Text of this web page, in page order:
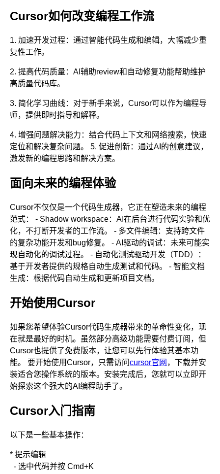
Cursor如何改变编程工作流
1. 加速开发过程：通过智能代码生成和编辑，大幅减少重
复性工作。
2. 提高代码质量：AI辅助review和自动修复功能帮助维护
高质量代码库。
3. 简化学习曲线：对于新手来说，Cursor可以作为编程导
师，提供即时指导和解释。
4. 增强问题解决能力：结合代码上下文和网络搜索，快速
定位和解决复杂问题。 5. 促进创新：通过AI的创意建议，
激发新的编程思路和解决方案。
面向未来的编程体验
Cursor不仅仅是一个代码生成器，它正在塑造未来的编程
范式： - Shadow workspace：AI在后台进行代码实验和优
化，不打断开发者的工作流。 - 多文件编辑：支持跨文件
的复杂功能开发和bug修复。 - AI驱动的调试：未来可能实
现自动化的调试过程。 - 自动化测试驱动开发（TDD）：
基于开发者提供的规格自动生成测试和代码。 - 智能文档
生成：根据代码自动生成和更新项目文档。
开始使用Cursor
如果您希望体验Cursor代码生成器带来的革命性变化，现
在就是最好的时机。虽然部分高级功能需要付费订阅，但
Cursor也提供了免费版本，让您可以先行体验其基本功
能。 要开始使用Cursor，只需访问cursor官网 ，下载并安
装适合您操作系统的版本。安装完成后，您就可以立即开
始探索这个强大的AI编程助手了。
Cursor入门指南
以下是一些基本操作：
* 提示编辑
- 选中代码并按 Cmd+K